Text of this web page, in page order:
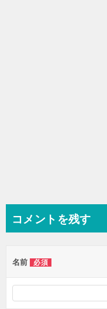
コメントを残す
名前 必須